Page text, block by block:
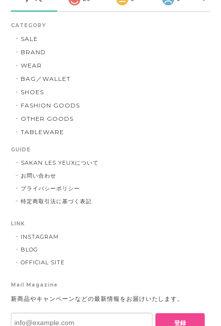
CATEGORY
SALE
BRAND
WEAR
BAG／WALLET
SHOES
FASHION GOODS
OTHER GOODS
TABLEWARE
GUIDE
SAKAN LES YEUXについて
お問い合わせ
プライバシーポリシー
特定商取引法に基づく表記
LINK
INSTAGRAM
BLOG
OFFICIAL SITE
Mail Magazine
新商品やキャンペーンなどの最新情報をお届けいたします。
登録